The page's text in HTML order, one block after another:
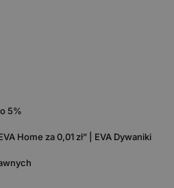
5%
Home za 0,01 zł” | EVA Dywaniki